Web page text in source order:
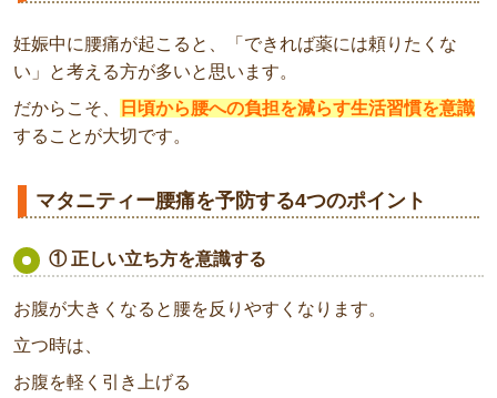
妊娠中に腰痛が起こると、「できれば薬には頼りたくな
い」と考える方が多いと思います。
だからこそ、
日頃から腰への負担を減らす生活習慣を意識
することが大切です。
マタニティー腰痛を予防する4つのポイント
① 正しい立ち方を意識する
お腹が大きくなると腰を反りやすくなります。
立つ時は、
お腹を軽く引き上げる